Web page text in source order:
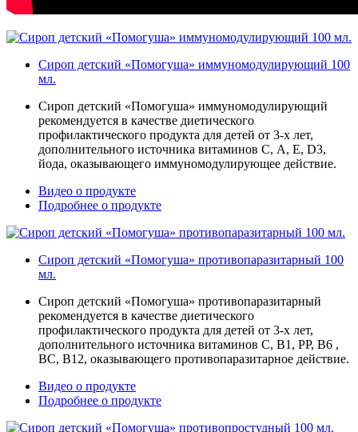
Сироп детский «Помогуша» иммуномодулирующий 100
мл.
Сироп детский «Помогуша» иммуномодулирующий
рекомендуется в качестве диетического
профилактического продукта для детей от 3-х лет,
дополнительного источника витаминов С, А, Е, D3,
йода, оказывающего иммуномодулирующее действие.
Видео о продукте
Подробнее о продукте
Сироп детский «Помогуша» противопаразитарный 100
мл.
Сироп детский «Помогуша» противопаразитарный
рекомендуется в качестве диетического
профилактического продукта для детей от 3-х лет,
дополнительного источника витаминов С, В1, РР, В6 ,
ВС, В12, оказывающего противопаразитарное действие.
Видео о продукте
Подробнее о продукте